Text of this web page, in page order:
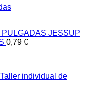
JESSUP
0,79 €
Taller individual de